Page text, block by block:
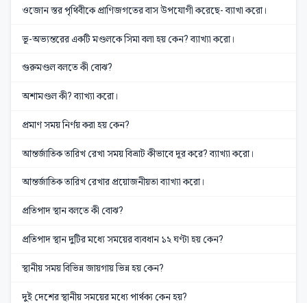
ওজোন স্তর পৃথিবীকে প্রাণিজগতের বাস উপযোগী করেছে- ব্যাখা করো।
ভূ-অভ্যন্তরের একটি মণ্ডলকে সিমা বলা হয় কেন? ব্যাখ্যা করো।
গুরুমণ্ডল বলতে কী বোঝ?
অশামণ্ডল কী? ব্যাখ্যা করো।
প্রমাণ সময় নির্ণয় করা হয় কেন?
আন্তর্জাতিক তারিখ রেখা সময় বিভ্রাট কীভাবে দূর করে? ব্যাখ্যা করো।
আন্তর্জাতিক তারিখ রেখার প্রয়োজনীয়তা ব্যাখ্যা করো।
প্রতিপাদ স্থান বলতে কী বোঝ?
প্রতিপাদ স্থান দুটির মধ্যে সময়ের ব্যবধান ১২ ঘণ্টা হয় কেন?
স্থানীয় সময় বিভিন্ন জায়গায় ভিন্ন হয় কেন?
দুই দেশের স্থানীয় সময়ের মধ্যে পার্থক্য কেন হয়?